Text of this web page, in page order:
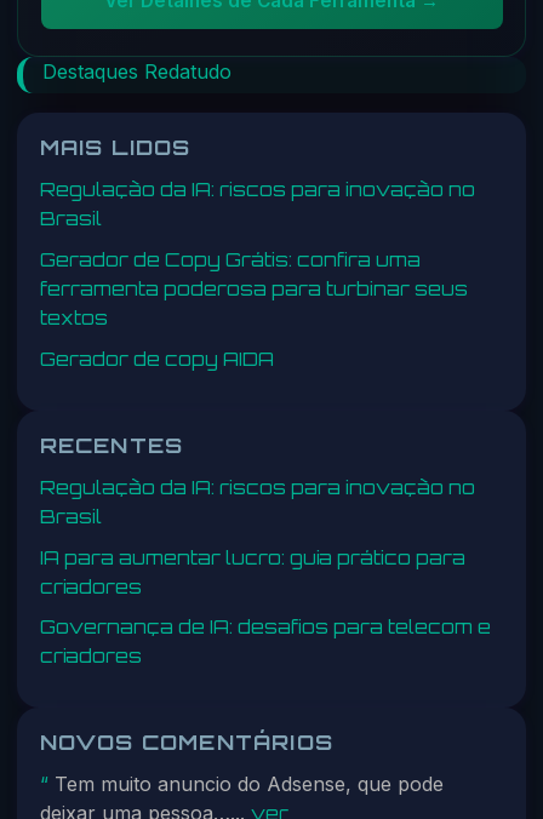
Destaques Redatudo
MAIS LIDOS
Regulação da IA: riscos para inovação no
Brasil
Gerador de Copy Grátis: confira uma
ferramenta poderosa para turbinar seus
textos
Gerador de copy AIDA
RECENTES
Regulação da IA: riscos para inovação no
Brasil
IA para aumentar lucro: guia prático para
criadores
Governança de IA: desafios para telecom e
criadores
NOVOS COMENTÁRIOS
“Tem muito anuncio do Adsense, que pode
deixar uma pessoa…... ver